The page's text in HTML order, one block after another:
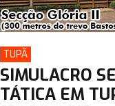
TUPÃ
SIMULACRO
TÁTICA EM